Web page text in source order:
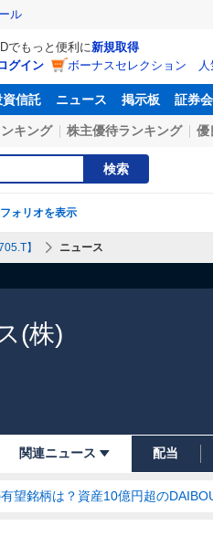
ル
IDでもっと便利に新規取得
グイン
ボーナスセレクション 人
資信託 ニュース 掲示板 証券
キング 株主優待ランキング 優
検索
ォリオを表示
】 ニュース
(株)
関連ニュース 配当
望銘柄は？資産10億円超の